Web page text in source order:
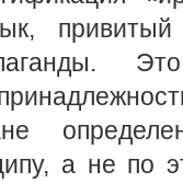
а не по